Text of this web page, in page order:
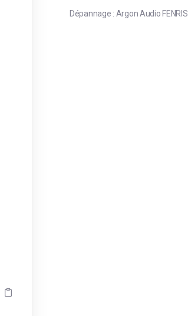
Dépannage : Argon Audio FENRIS